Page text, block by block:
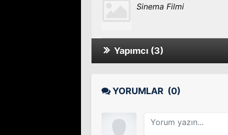
Sinema Filmi
Yapımcı (3)
Sinema Filmi
YORUMLAR (0)